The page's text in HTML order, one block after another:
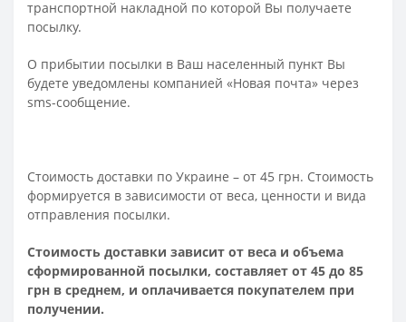
транспортной накладной по которой Вы получаете
посылку.
О прибытии посылки в Ваш населенный пункт Вы
будете уведомлены компанией «Новая почта» через
sms-сообщение.
Стоимость доставки по Украине – от 45 грн. Стоимость
формируется в зависимости от веса, ценности и вида
отправления посылки.
Стоимость доставки зависит от веса и объема
сформированной посылки, составляет от 45 до 85
грн в среднем, и оплачивается покупателем при
получении.